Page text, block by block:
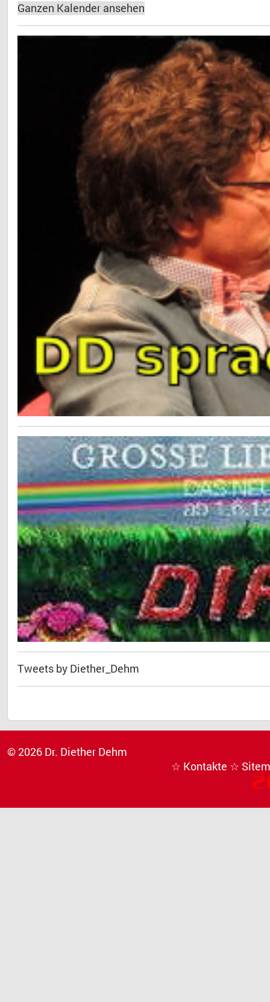
Ganzen Kalender ansehen
Tweets by Diether_Dehm
© 2026 Dr. Diether Dehm
☆ Kontakte ☆